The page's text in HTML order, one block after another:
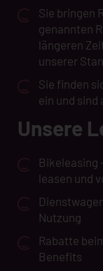
Sie bringen
genannten
längeren
unserer
Sie finden
ein und sind
Unsere
Bikeleasing
leasen und
Nutzung
Rabatte
Benefits